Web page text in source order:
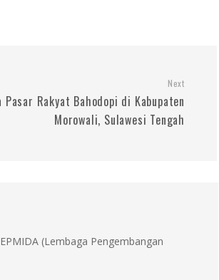
Next
Pasar Rakyat Bahodopi di Kabupaten
Morowali, Sulawesi Tengah
(Lembaga Pengembangan